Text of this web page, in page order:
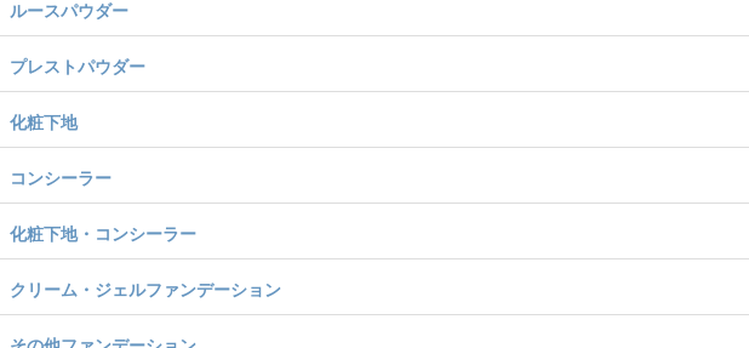
ルースパウダー
プレストパウダー
化粧下地
コンシーラー
化粧下地・コンシーラー
クリーム・ジェルファンデーション